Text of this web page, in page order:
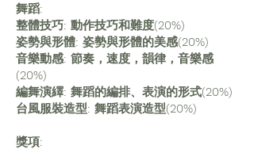
舞蹈:
整體技巧: 動作技巧和難度(20%)
姿勢與形體: 姿勢與形體的美感(20%)
音樂動感: 節奏，速度，韻律，音樂感
(20%)
編舞演繹: 舞蹈的編排、表演的形式(20%)
台風服裝造型: 舞蹈表演造型(20%)
獎項: